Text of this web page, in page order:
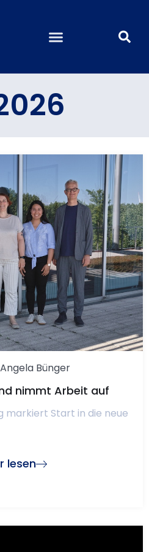
Angela Bünger
nimmt Arbeit auf
markiert Start in die neue
lesen